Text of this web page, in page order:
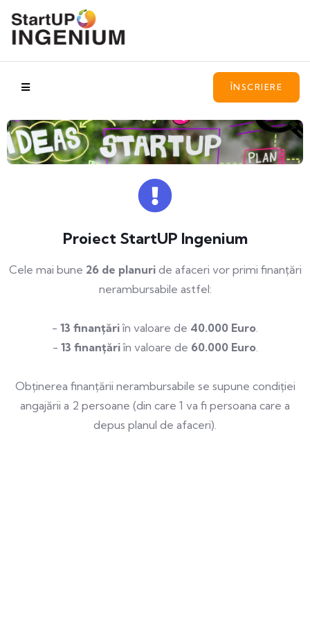
ÎNSCRIERE
Proiect StartUP Ingenium
Cele mai bune 26 de planuride afaceri vor primi finanțări
nerambursabile astfel:
- 13 finanțăriîn valoare de 40.000 Euro.
- 13 finanțăriîn valoare de 60.000 Euro.
Obținerea finanțării nerambursabile se supune condiției
angajării a 2 persoane (din care 1 va fi persoana care a
depus planul de afaceri).